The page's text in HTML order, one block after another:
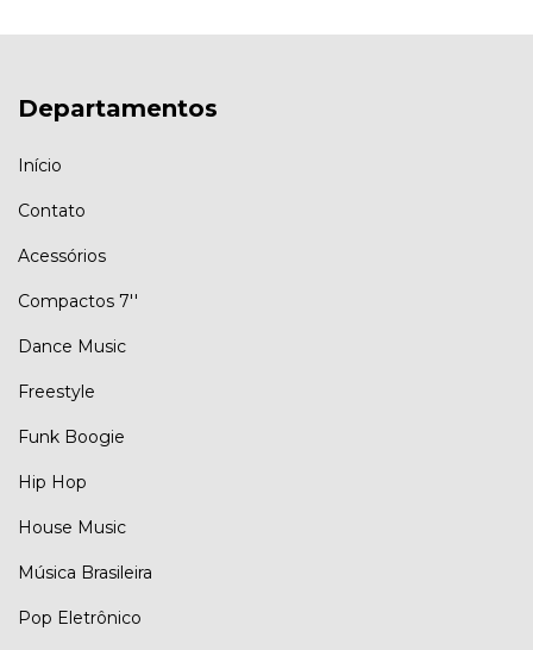
Departamentos
Início
Contato
Acessórios
Compactos 7''
Dance Music
Freestyle
Funk Boogie
Hip Hop
House Music
Música Brasileira
Pop Eletrônico